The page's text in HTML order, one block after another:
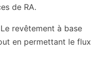
de RA.
revêtement à base
en permettant le flux